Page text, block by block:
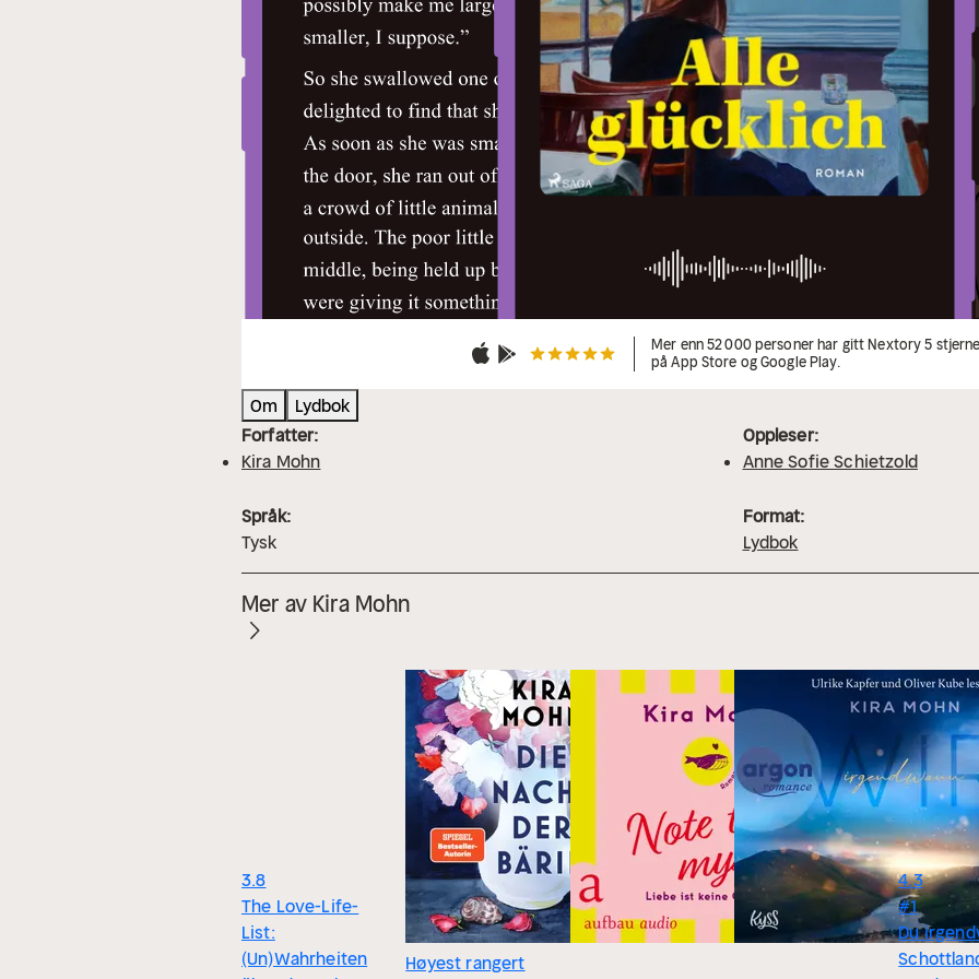
Mer enn 52 000 personer har gitt Nextory 5
på App Store og Google Play.
Om
Lydbok
Forfatter:
Kira Mohn
Oppleser:
Anne Sofie Schietzold
Språk:
Tysk
Format:
Lydbok
Mer av Kira Mohn
3.8
The Love-Life-
List:
(Un)Wahrheiten
Høyest rangert
4.3
#1
Du